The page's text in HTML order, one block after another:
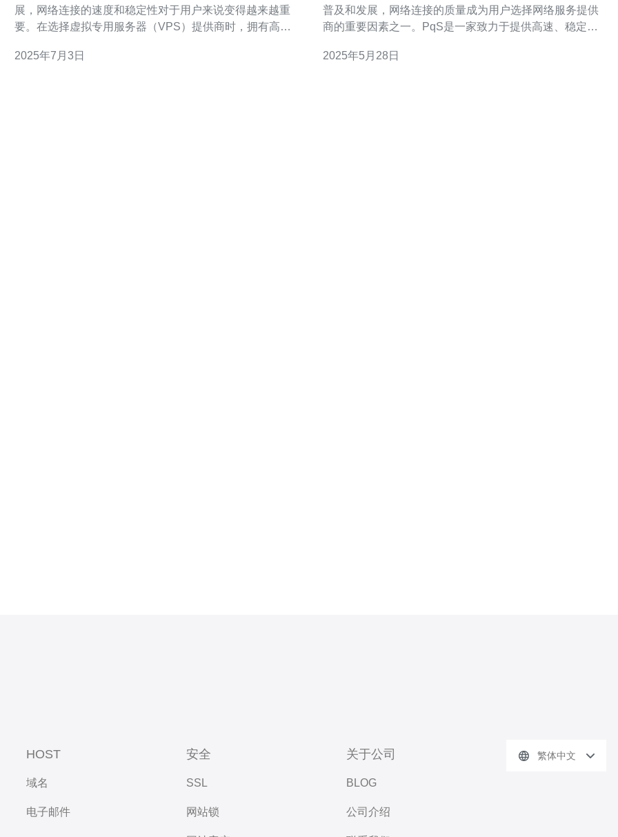
展，网络连接的速度和稳定性对于用户来说变得越来越重
要。在选择虚拟专用服务器（VPS）提供商时，拥有高速
知名的VPS提供商，通过其高性能的网络连接，为用户提
2025年7月3日
普及和发展，网络连接的质量成为用户选择网络服务提供
商的重要因素之一。PqS是一家致力于提供高速、稳定网
将对PqS台湾CN2进行全面评测。 PqS在台湾CN2网络上
2025年5月28日
HOST
域名
电子邮件
安全
SSL
网站锁
关于公司
BLOG
公司介绍
繁体中文